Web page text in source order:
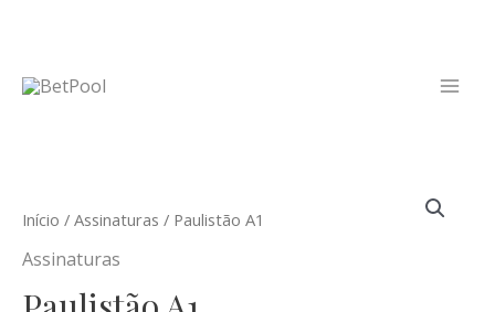
Início / Assinaturas / Paulistão A1
Assinaturas